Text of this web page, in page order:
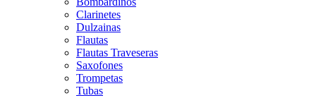
Clarinetes
Dulzainas
Flautas
Flautas Traveseras
Saxofones
Trompetas
Tubas